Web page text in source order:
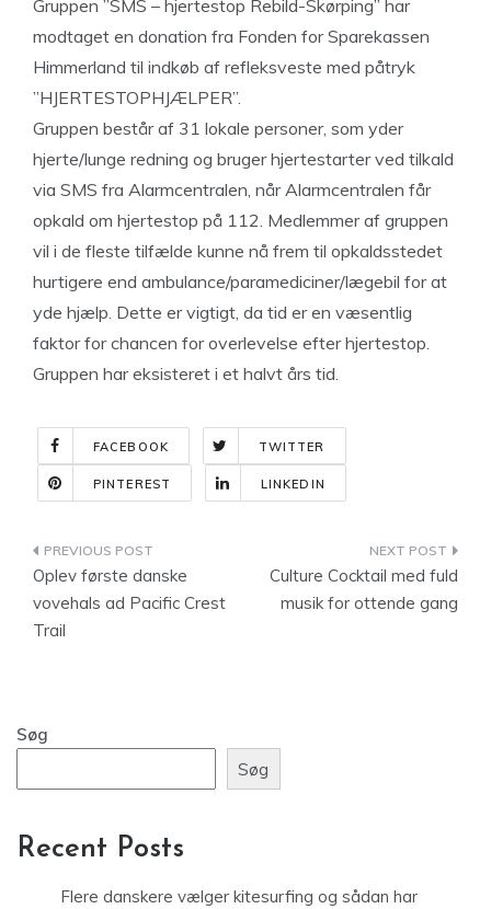
Gruppen ”SMS – hjertestop Rebild-Skørping” har
modtaget en donation fra Fonden for Sparekassen
Himmerland til indkøb af refleksveste med påtryk
”HJERTESTOPHJÆLPER”.
Gruppen består af 31 lokale personer, som yder
hjerte/lunge redning og bruger hjertestarter ved tilkald
via SMS fra Alarmcentralen, når Alarmcentralen får
opkald om hjertestop på 112. Medlemmer af gruppen
vil i de fleste tilfælde kunne nå frem til opkaldsstedet
hurtigere end ambulance/paramediciner/lægebil for at
yde hjælp. Dette er vigtigt, da tid er en væsentlig
faktor for chancen for overlevelse efter hjertestop.
Gruppen har eksisteret i et halvt års tid.
FACEBOOK TWITTER
PINTEREST LINKEDIN
Indlægsnavigation
Oplev første danske
vovehals ad Pacific Crest
Trail
Culture Cocktail med fuld
musik for ottende gang
Søg
Søg
Recent Posts
Flere danskere vælger kitesurfing og sådan har